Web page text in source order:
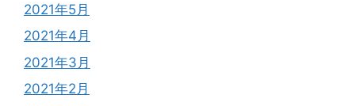
2021年5月
2021年4月
2021年3月
2021年2月